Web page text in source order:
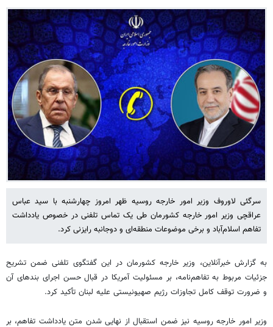
سرگئی لاوروف وزیر امور خارجه روسیه ظهر امروز چهارشنبه با سید عباس
عراقچی وزیر امور خارجه کشورمان طی یک تماس تلفنی در خصوص یادداشت
تفاهم اسلام‌آباد و برخی موضوعات منطقه‌ای و دوجانبه رایزنی کرد.
به گزارش خبرآنلاین، وزیر خارجه کشورمان در این گفتگوی تلفنی ضمن تشریح
جزئیات مربوط به تفاهم‌نامه، بر مسئولیت آمریکا در قبال حسن اجرای بندهای آن
و ضرورت توقف کامل تجاوزات رژیم صهیونیستی علیه لبنان تأکید کرد.
وزیر امور خارجه روسیه نیز ضمن استقبال از نهایی شدن متن یادداشت تفاهم، بر